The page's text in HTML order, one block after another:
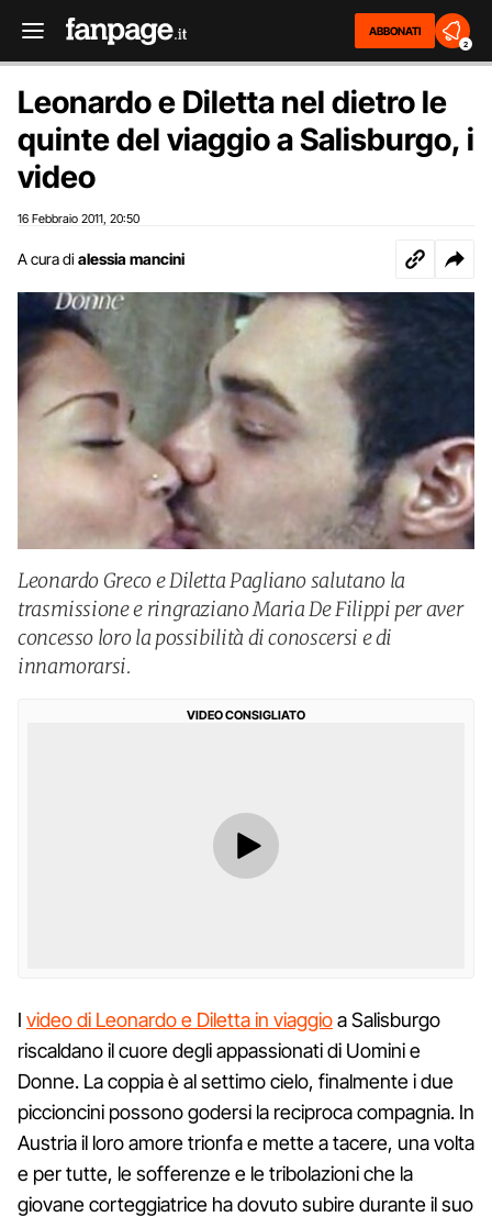
ABBONATI
2
Leonardo e Diletta nel dietro le
quinte del viaggio a Salisburgo, i
video
16 Febbraio 2011 20:50
A cura di alessia mancini
Leonardo Greco e Diletta Pagliano salutano la
trasmissione e ringraziano Maria De Filippi per aver
concesso loro la possibilità di conoscersi e di
innamorarsi.
VIDEO CONSIGLIATO
I video di Leonardo e Diletta in viaggioa Salisburgo
riscaldano il cuore degli appassionati di Uomini e
Donne. La coppia è al settimo cielo, finalmente i due
piccioncini possono godersi la reciproca compagnia. In
Austria il loro amore trionfa e mette a tacere, una volta
e per tutte, le sofferenze e le tribolazioni che la
giovane corteggiatrice ha dovuto subire durante il suo